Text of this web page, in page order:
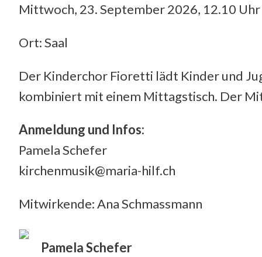
Mittwoch, 23. September 2026, 12.10 Uhr
Ort: Saal
Der Kinderchor Fioretti lädt Kinder und
kombiniert mit einem Mittagstisch. Der
Anmeldung und Infos:
Pamela Schefer
kirchenmusik@maria-hilf.ch
Mitwirkende: Ana Schmassmann
Pamela Schefer